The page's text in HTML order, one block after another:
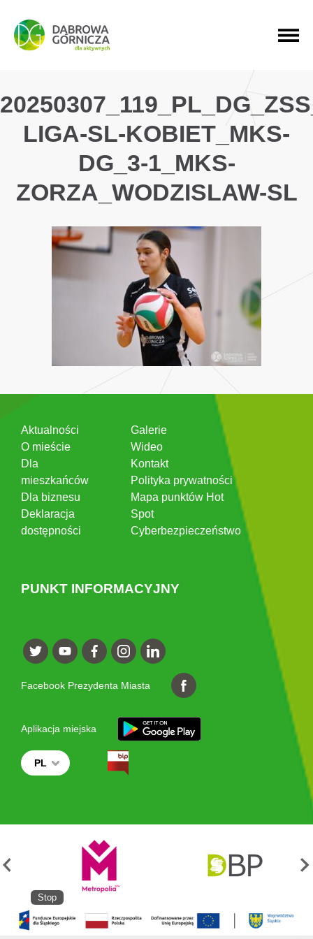
PRZEJDŹ DO MENU GŁÓWNEGO
PRZEJDŹ DO WYSZUKIWARKI
PRZEJDŹ DO TREŚCI
LIGA-SL-KOBIET_MKS-
DG_3-1_MKS-
ZORZA_WODZISLAW-SL
Aktualności
O mieście
Dla
mieszkańców
Dla biznesu
Deklaracja
dostępności
Galerie
Wideo
Kontakt
Polityka prywatności
Mapa punktów Hot
Spot
Cyberbezpieczeństwo
PUNKT INFORMACYJNY
Facebook Prezydenta Miasta
Aplikacja miejska
PL
Stop